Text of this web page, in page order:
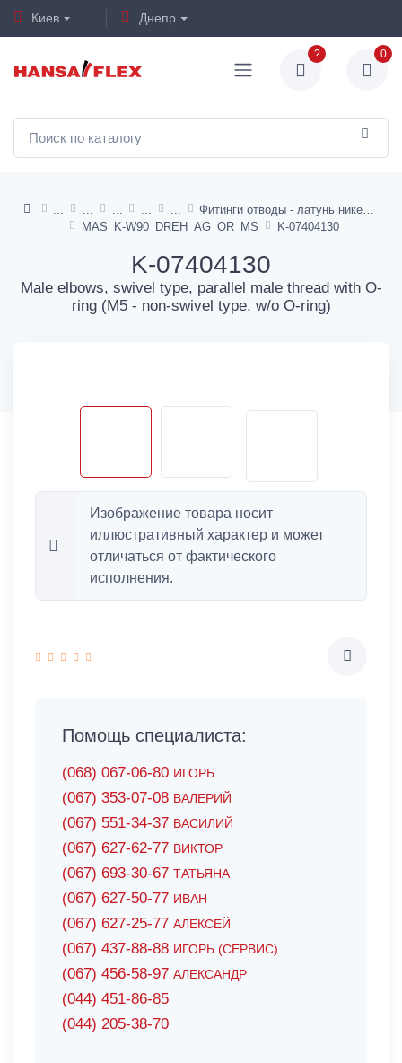
Киев Днепр
? 0
MAS_K-W90_DREH_AG_OR_MS
K-07404130
K-07404130
Male elbows, swivel type, parallel male thread with O-
ring (M5 - non-swivel type, w/o O-ring)
Изображение товара носит
иллюстративный характер и может
отличаться от фактического
исполнения.
Помощь специалиста:
(068) 067-06-80 ИГОРЬ
(067) 353-07-08 ВАЛЕРИЙ
(067) 551-34-37 ВАСИЛИЙ
(067) 627-62-77 ВИКТОР
(067) 693-30-67 ТАТЬЯНА
(067) 627-50-77 ИВАН
(067) 627-25-77 АЛЕКСЕЙ
(067) 437-88-88 ИГОРЬ (СЕРВИС)
(067) 456-58-97 АЛЕКСАНДР
(044) 451-86-85
(044) 205-38-70